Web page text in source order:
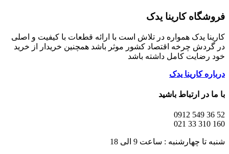
فروشگاه کارینا یدک
کارینا یدک همواره در تلاش است با ارائه قطعات با کیفیت و اصلی
در گردش چرخه اقتصاد کشور موثر باشد همچنین خریدار از خرید
خود رضایت کامل داشته باشد
درباره کارینا یدک
با ما در ارتباط باشید
52 36 549 0912
160 310 33 021
شنبه تا چهارشنبه : ساعت 9 الی 18